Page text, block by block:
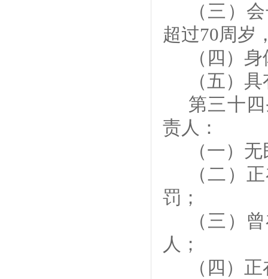
（三）
超过70周岁
（四）
（五）
第三十 四
责人：
（一） 无
（二）
罚；
（三）
人；
（四） 正